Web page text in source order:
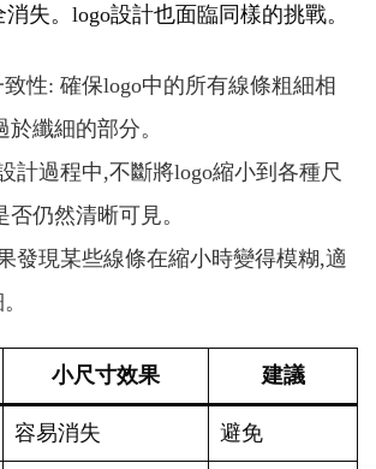
失。logo設計也面臨同樣的挑戰。
性: 確保logo中的所有線條粗細相
纖細的部分。
計過程中,不斷將logo縮小到各種尺
仍然清晰可見。
發現某些線條在縮小時變得模糊,適
小尺寸效果 建議
容易消失 避免